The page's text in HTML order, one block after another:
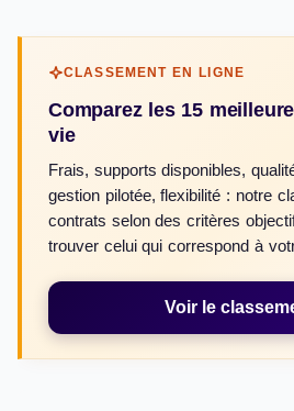
CLASSEMENT EN LIGNE
Comparez les 15
vie
Frais, supports disponibles,
gestion pilotée, flexibilité : notre
contrats selon des critères
trouver celui qui correspond à
Voir le